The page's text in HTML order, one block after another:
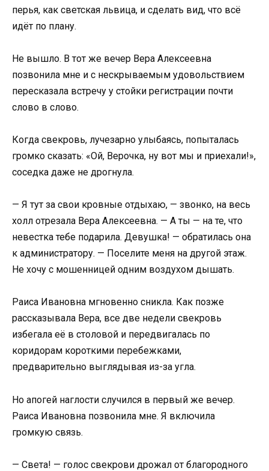
перья, как светская львица, и сделать вид, что всё
идёт по плану.
Не вышло. В тот же вечер Вера Алексеевна
позвонила мне и с нескрываемым удовольствием
пересказала встречу у стойки регистрации почти
слово в слово.
Когда свекровь, лучезарно улыбаясь, попыталась
громко сказать: «Ой, Верочка, ну вот мы и приехали!»,
соседка даже не дрогнула.
— Я тут за свои кровные отдыхаю, — звонко, на весь
холл отрезала Вера Алексеевна. — А ты — на те, что
невестка тебе подарила. Девушка! — обратилась она
к администратору. — Поселите меня на другой этаж.
Не хочу с мошенницей одним воздухом дышать.
Раиса Ивановна мгновенно сникла. Как позже
рассказывала Вера, все две недели свекровь
избегала её в столовой и передвигалась по
коридорам короткими перебежками,
предварительно выглядывая из-за угла.
Но апогей наглости случился в первый же вечер.
Раиса Ивановна позвонила мне. Я включила
громкую связь.
— Света! — голос свекрови дрожал от благородного